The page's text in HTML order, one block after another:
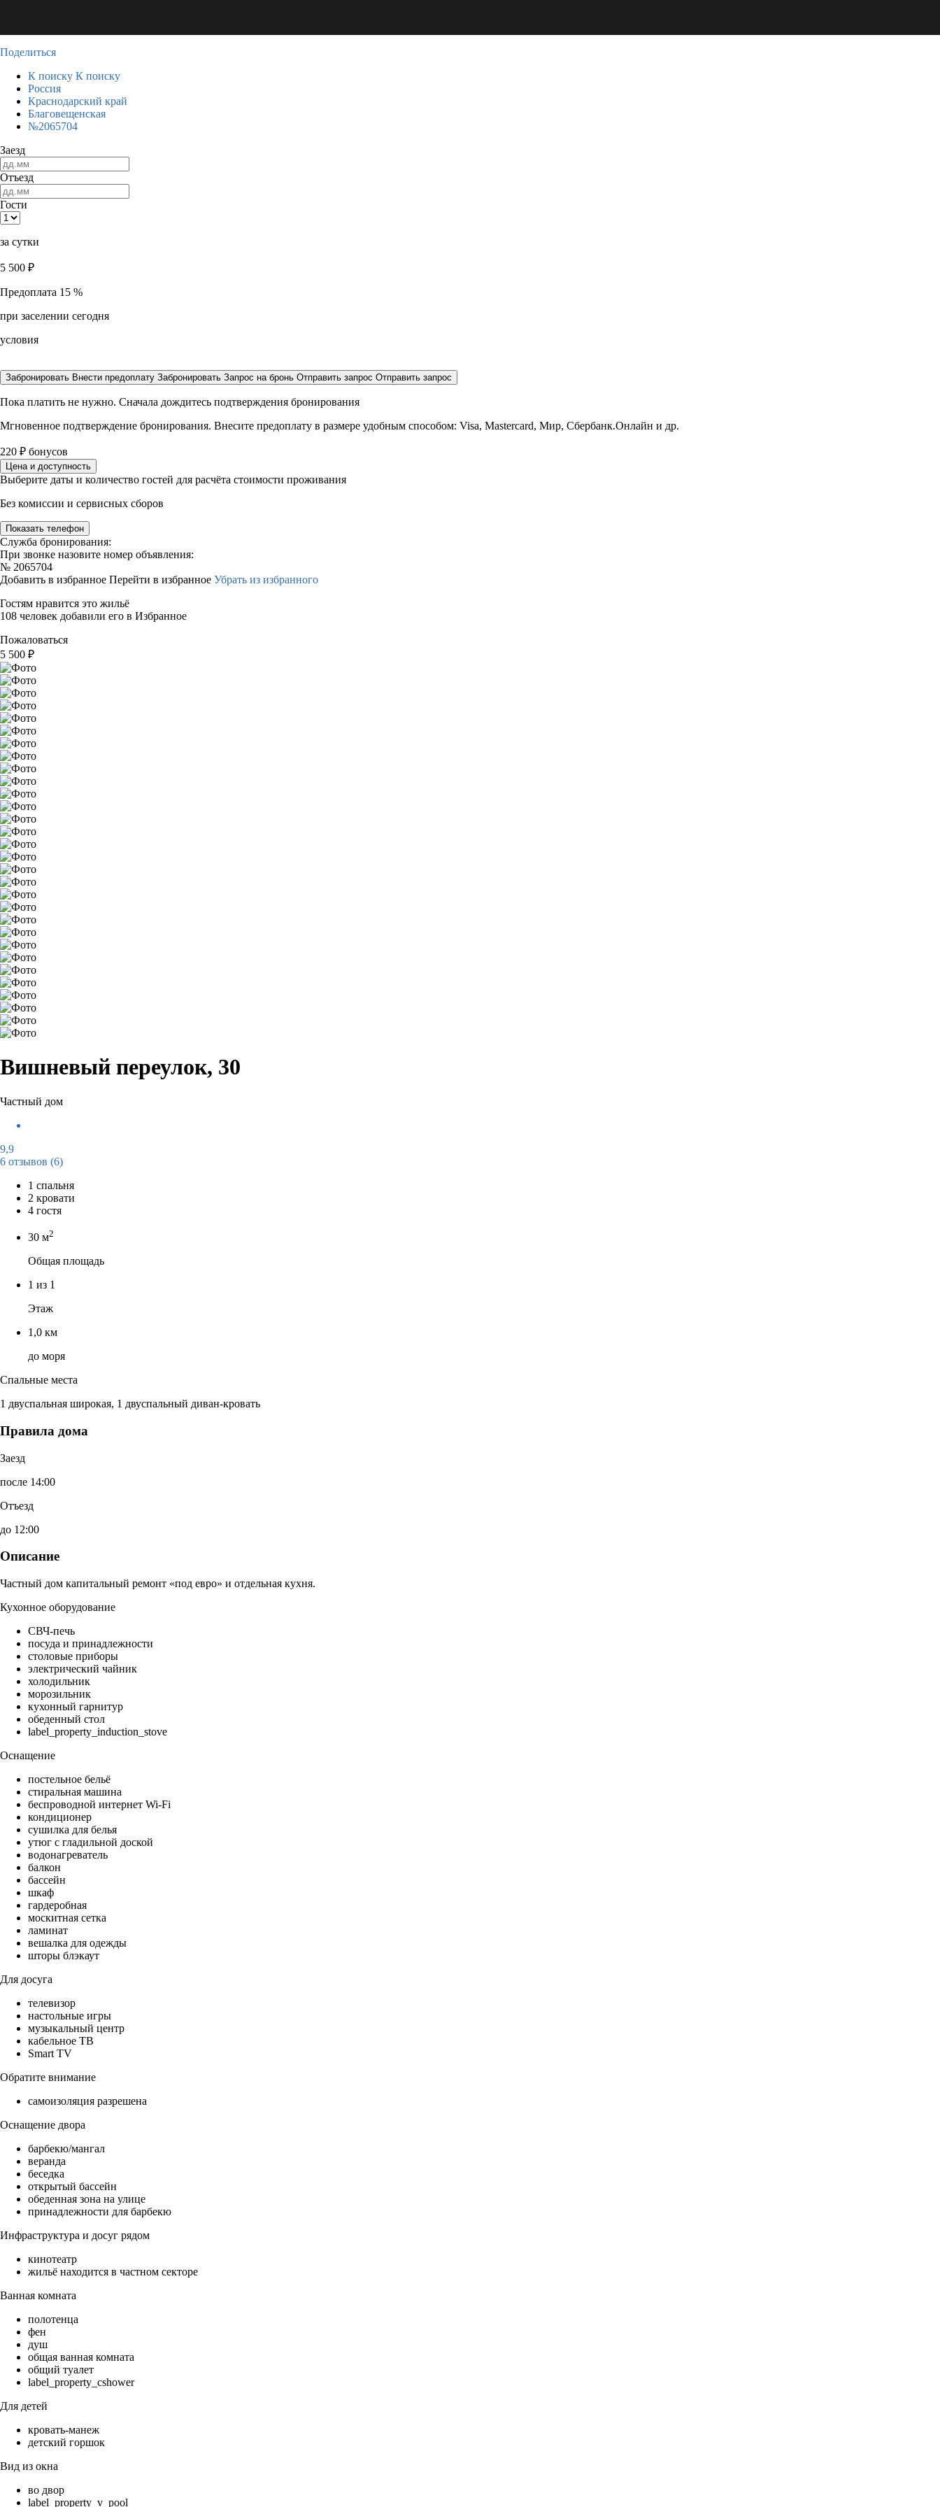
Поделиться
К поиску К поиску
Россия
Краснодарский край
Благовещенская
№2065704
Заезд
Отъезд
Гости
за сутки
5 500 ₽
Предоплата 15 %
при заселении сегодня
условия
Забронировать Внести предоплату Забронировать Запрос на бронь Отправить запрос Отправить запрос
Пока платить не нужно. Сначала дождитесь подтверждения бронирования
Мгновенное подтверждение бронирования. Внесите предоплату в размере удобным способом: Visa, Mastercard, Мир, Сбербанк.Онлайн и др.
220 ₽ бонусов
Цена и доступность
Выберите даты и количество гостей для расчёта стоимости проживания
Без комиссии и сервисных сборов
Показать телефон
Служба бронирования:
При звонке назовите номер объявления:
№ 2065704
Добавить в избранное Перейти в избранное Убрать из избранного
Гостям нравится это жильё
108 человек добавили его в Избранное
Пожаловаться
5 500 ₽
Вишневый переулок, 30
Частный дом
9,9
6 отзывов (6)
1 спальня
2 кровати
4 гостя
30 м2
Общая площадь
1 из 1
Этаж
1,0 км
до моря
Спальные места
1 двуспальная широкая, 1 двуспальный диван-кровать
Правила дома
Заезд
после 14:00
Отъезд
до 12:00
Описание
Частный дом капитальный ремонт «под евро» и отдельная кухня.
Кухонное оборудование
СВЧ-печь
посуда и принадлежности
столовые приборы
электрический чайник
холодильник
морозильник
кухонный гарнитур
обеденный стол
label_property_induction_stove
Оснащение
постельное бельё
стиральная машина
беспроводной интернет Wi-Fi
кондиционер
сушилка для белья
утюг с гладильной доской
водонагреватель
балкон
бассейн
шкаф
гардеробная
москитная сетка
ламинат
вешалка для одежды
шторы блэкаут
Для досуга
телевизор
настольные игры
музыкальный центр
кабельное ТВ
Smart TV
Обратите внимание
самоизоляция разрешена
Оснащение двора
барбекю/мангал
веранда
беседка
открытый бассейн
обеденная зона на улице
принадлежности для барбекю
Инфраструктура и досуг рядом
кинотеатр
жильё находится в частном секторе
Ванная комната
полотенца
фен
душ
общая ванная комната
общий туалет
label_property_cshower
Для детей
кровать-манеж
детский горшок
Вид из окна
во двор
label_property_v_pool